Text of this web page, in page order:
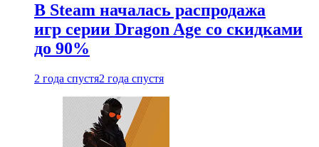
В Steam началась распродажа
игр серии Dragon Age со скидками
до 90%
2 года спустя2 года спустя